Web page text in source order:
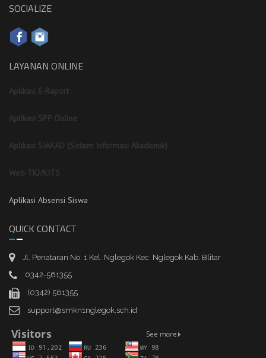
SOCIALIZE
LAYANAN ONLINE
Aplikasi E-Raport
Aplikasi SPP Online
Aplikasi SIAKAD (Sistem Informasi Akademik)
Web TKJ/KITS
Aplikasi Absensi Siswa
QUICK CONTACT
Jl. Penataran No. 1 Kel. Nglegok Kec. Nglegok Kab. Blitar
0342-561355
(0342) 561355
support@smkn1nglegok.sch.id